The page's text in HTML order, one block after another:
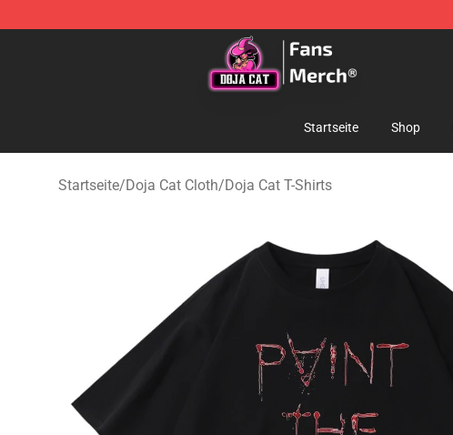
Doja Cat Store - Official Doja Cat Merchandise Shop
Startseite Shop
Startseite/Doja Cat Cloth/Doja Cat T-Shirts